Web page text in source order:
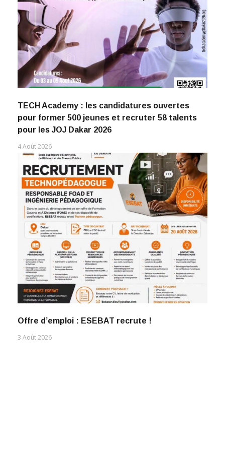
TECH Academy : les candidatures ouvertes
pour former 500 jeunes et recruter 58 talents
pour les JOJ Dakar 2026
4 Août 2026
Offre d’emploi : ESEBAT recrute !
3 Août 2026